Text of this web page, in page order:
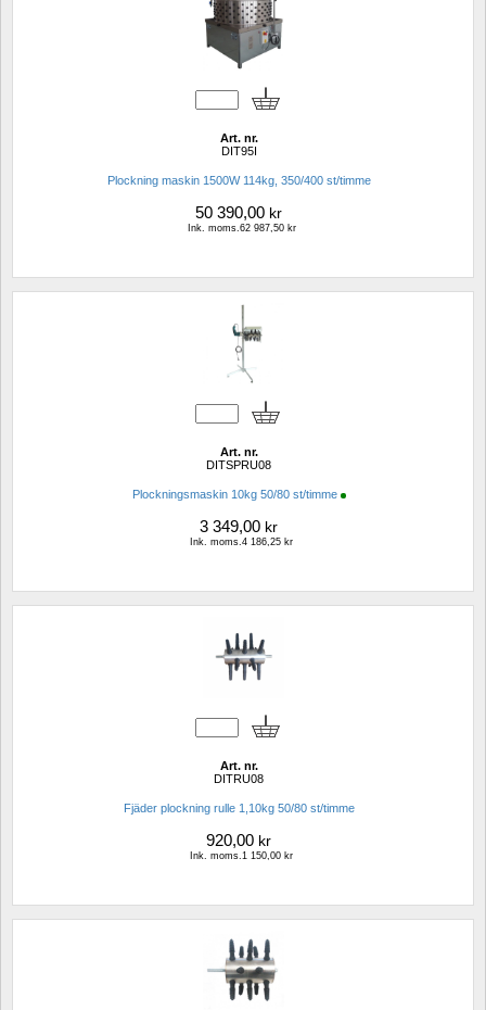
Art. nr.
DIT95I
Plockning maskin 1500W 114kg, 350/400 st/timme
50 390,00 kr
Ink. moms.62 987,50 kr
Art. nr.
DITSPRU08
Plockningsmaskin 10kg 50/80 st/timme
3 349,00 kr
Ink. moms.4 186,25 kr
Art. nr.
DITRU08
Fjäder plockning rulle 1,10kg 50/80 st/timme
920,00 kr
Ink. moms.1 150,00 kr